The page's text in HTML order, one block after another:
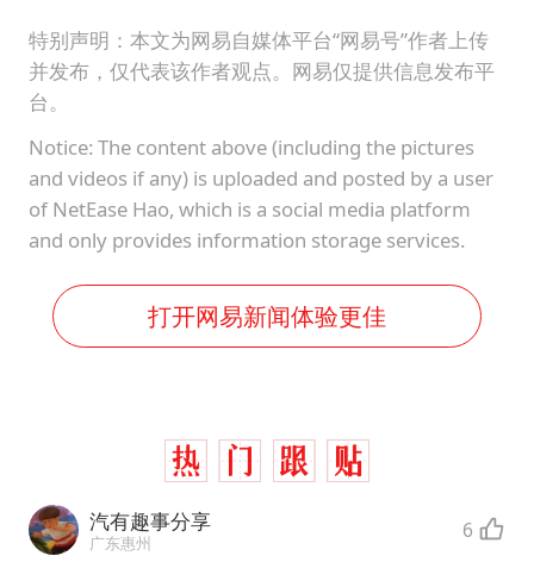
特别声明：本文为网易自媒体平台“网易号”作者上传
并发布，仅代表该作者观点。网易仅提供信息发布平
台。
Notice: The content above (including the pictures
and videos if any) is uploaded and posted by a user
of NetEase Hao, which is a social media platform
and only provides information storage services.
打开网易新闻体验更佳
汽有趣事分享
广东惠州 6